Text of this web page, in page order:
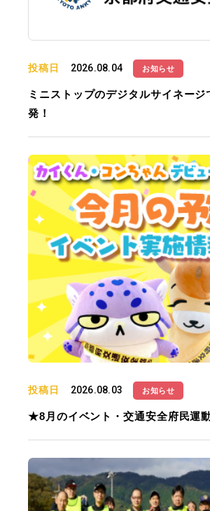
投稿日 2026.08.04 お知らせ
ミニストップのデジタルサイネージ
発！
投稿日 2026.08.03 お知らせ
★8月のイベント・交通安全府民運